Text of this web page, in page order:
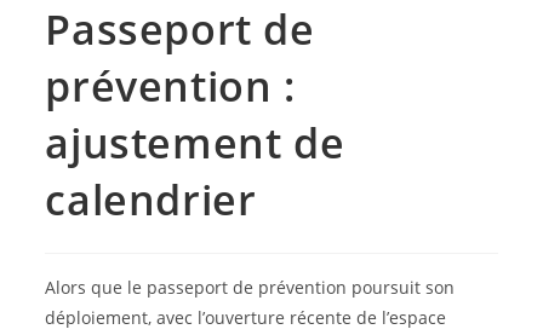
Passeport de
prévention :
ajustement de
calendrier
Alors que le passeport de prévention poursuit son
déploiement, avec l’ouverture récente de l’espace